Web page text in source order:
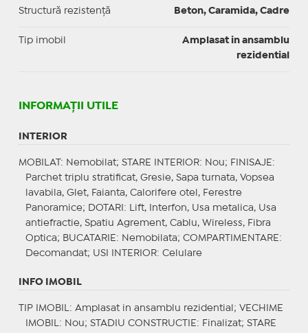
Structură rezistență Beton, Caramida, Cadre
Tip imobil
Amplasat in ansamblu
rezidential
INFORMAŢII UTILE
INTERIOR
MOBILAT : Nemobilat; STARE INTERIOR: Nou; FINISAJE :
Parchet triplu stratificat, Gresie, Sapa turnata, Vopsea
lavabila, Glet, Faianta, Calorifere otel, Ferestre
Panoramice;
DOTARI : Lift, Interfon, Usa metalica, Usa
antiefractie, Spatiu Agrement, Cablu, Wireless, Fibra
Optica; BUCATARIE : Nemobilata; COMPARTIMENTARE :
Decomandat; USI INTERIOR: Celulare
INFO IMOBIL
TIP IMOBIL : Amplasat in ansamblu rezidential; VECHIME
IMOBIL : Nou; STADIU CONSTRUCTIE : Finalizat; STARE